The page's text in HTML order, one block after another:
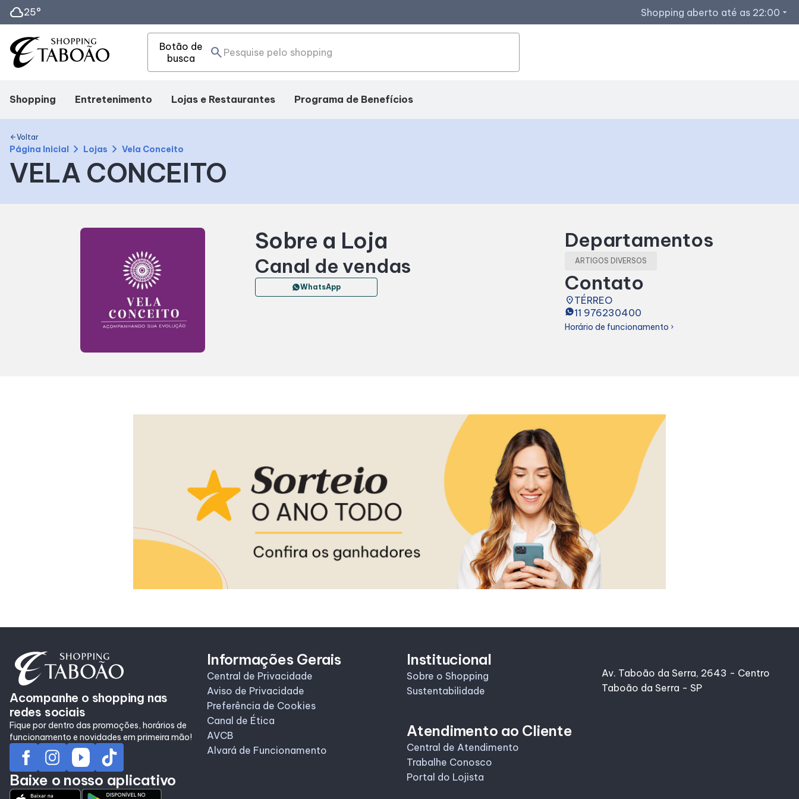
cloud25° Shopping aberto até as 22:00 arrow_drop_down
Botão de
busca
search
Shopping
Mapa interno
Facilidades
Como Chegar
Entretenimento
Eventos
Fique por Dentro
Lojas e Restaurantes
Alimentação
Delivery
Programa de Benefícios
arrow_backVoltar
Página Inicial chevron_right Lojas chevron_right Vela Conceito
VELA CONCEITO
Sobre a Loja
Canal de vendas
WhatsApp
Departamentos
ARTIGOS DIVERSOS
Contato
placeTÉRREO
11 976230400
Horário de funcionamento chevron_right
Acompanhe o shopping nas
redes sociais
Fique por dentro das promoções, horários de
funcionamento e novidades em primeira mão!
Baixe o nosso aplicativo
Informações Gerais
Central de Privacidade
Aviso de Privacidade
Preferência de Cookies
Canal de Ética
AVCB
Alvará de Funcionamento
Institucional
Sobre o Shopping
Sustentabilidade
Atendimento ao Cliente
Central de Atendimento
Trabalhe Conosco
Portal do Lojista
Av. Taboão da Serra, 2643 - Centro
Taboão da Serra - SP